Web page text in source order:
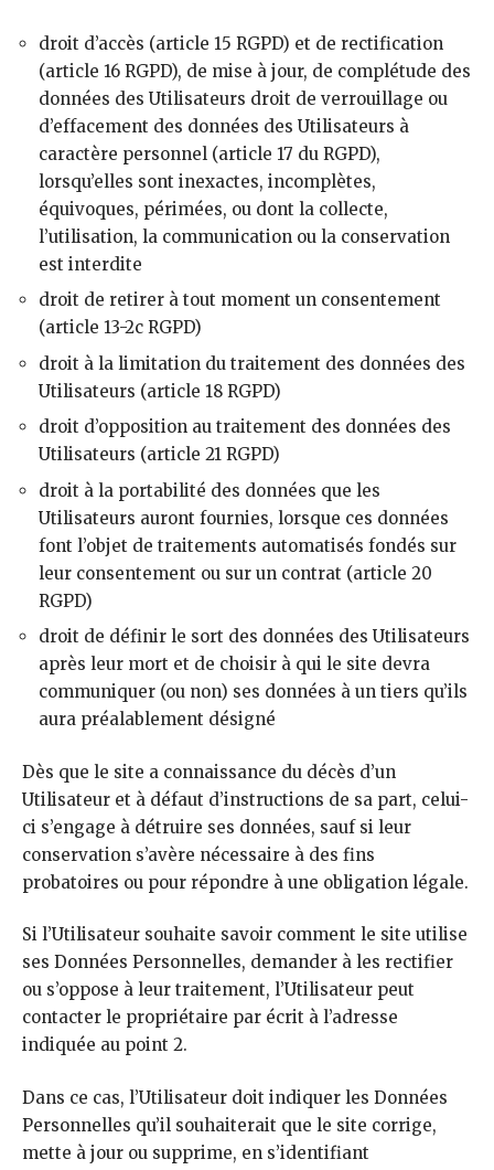
droit d’accès (article 15 RGPD) et de rectification
(article 16 RGPD), de mise à jour, de complétude des
données des Utilisateurs droit de verrouillage ou
d’effacement des données des Utilisateurs à
caractère personnel (article 17 du RGPD),
lorsqu’elles sont inexactes, incomplètes,
équivoques, périmées, ou dont la collecte,
l’utilisation, la communication ou la conservation
est interdite
droit de retirer à tout moment un consentement
(article 13-2c RGPD)
droit à la limitation du traitement des données des
Utilisateurs (article 18 RGPD)
droit d’opposition au traitement des données des
Utilisateurs (article 21 RGPD)
droit à la portabilité des données que les
Utilisateurs auront fournies, lorsque ces données
font l’objet de traitements automatisés fondés sur
leur consentement ou sur un contrat (article 20
RGPD)
droit de définir le sort des données des Utilisateurs
après leur mort et de choisir à qui le site devra
communiquer (ou non) ses données à un tiers qu’ils
aura préalablement désigné
Dès que le site a connaissance du décès d’un
Utilisateur et à défaut d’instructions de sa part, celui-
ci s’engage à détruire ses données, sauf si leur
conservation s’avère nécessaire à des fins
probatoires ou pour répondre à une obligation légale.
Si l’Utilisateur souhaite savoir comment le site utilise
ses Données Personnelles, demander à les rectifier
ou s’oppose à leur traitement, l’Utilisateur peut
contacter le propriétaire par écrit à l’adresse
indiquée au point 2.
Dans ce cas, l’Utilisateur doit indiquer les Données
Personnelles qu’il souhaiterait que le site corrige,
mette à jour ou supprime, en s’identifiant